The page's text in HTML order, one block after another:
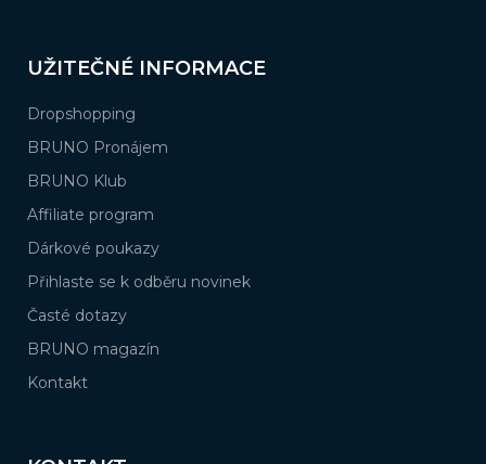
UŽITEČNÉ INFORMACE
Dropshopping
BRUNO Pronájem
BRUNO Klub
Affiliate program
Dárkové poukazy
Přihlaste se k odběru novinek
Časté dotazy
BRUNO magazín
Kontakt